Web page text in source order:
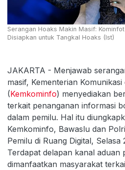
Serangan Hoaks Makin Masif:
Disiapkan untuk Tangkal Hoaks (Ist)
JAKARTA - Menjawab
masif, Kementerian
(Kemkominfo) menyediakan
terkait penanganan informasi
dalam pemilu. Hal itu
Kemkominfo, Bawaslu dan
Pemilu di Ruang Digital,
Terdapat delapan kanal aduan
dimanfaatkan masyarakat